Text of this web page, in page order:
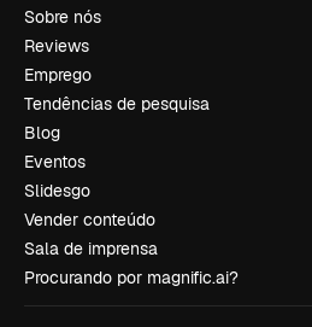
Sobre nós
Reviews
Emprego
Tendências de pesquisa
Blog
Eventos
Slidesgo
Vender conteúdo
Sala de imprensa
Procurando por magnific.ai?